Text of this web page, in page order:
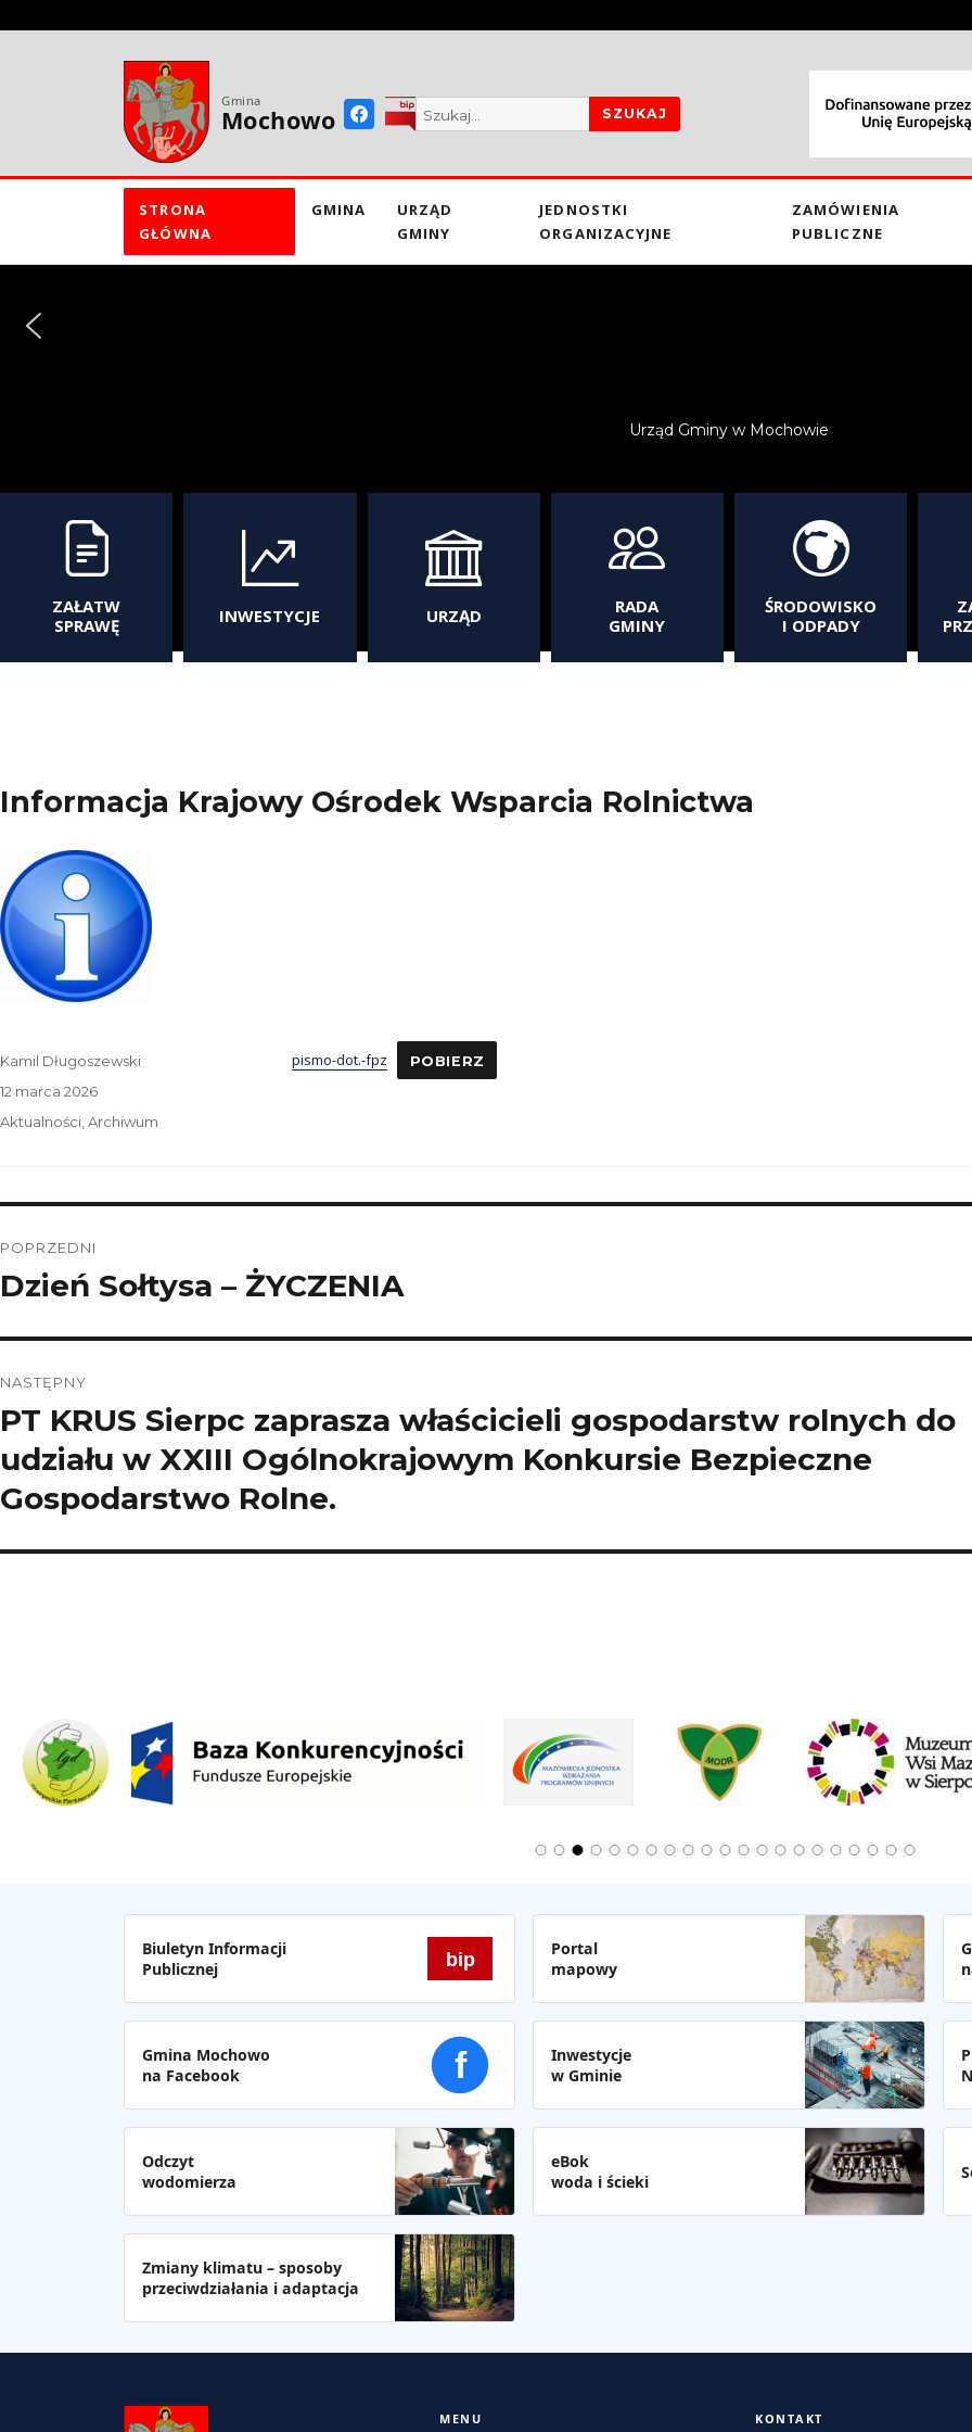
treści
Urząd Gminy w Mochowie
Gmina
Mochowo SZUKAJ
STRONA
GŁÓWNA
GMINA
URZĄD
GMINY
JEDNOSTKI
ORGANIZACYJNE
ZAMÓWIENIA
PUBLICZNE
ZAŁATW
SPRAWĘ
INWESTYCJE URZĄD
RADA
GMINY
ŚRODOWISKO
I ODPADY
Informacja Krajowy Ośrodek Wsparcia Rolnictwa
pismo-dot.-fpz POBIERZ
Autor
Kamil Długoszewski
Data
publikacji
12 marca 2026
Kategorie
Aktualności,Archiwum
wpisu
POPRZEDNI
Poprzedni
Dzień Sołtysa – ŻYCZENIA
NASTĘPNY
Następny
wpis:
PT KRUS Sierpc zaprasza właścicieli gospodarstw rolnych do
udziału w XXIII Ogólnokrajowym Konkursie Bezpieczne
Gospodarstwo Rolne.
Biuletyn Informacji
Publicznej
bip
Portal
mapowy
Gmina Mochowo
na Facebook
f
Inwestycje
w Gminie
Odczyt
wodomierza
eBok
woda i ścieki
Zmiany klimatu – sposoby
przeciwdziałania i adaptacja
MENU KONTAKT